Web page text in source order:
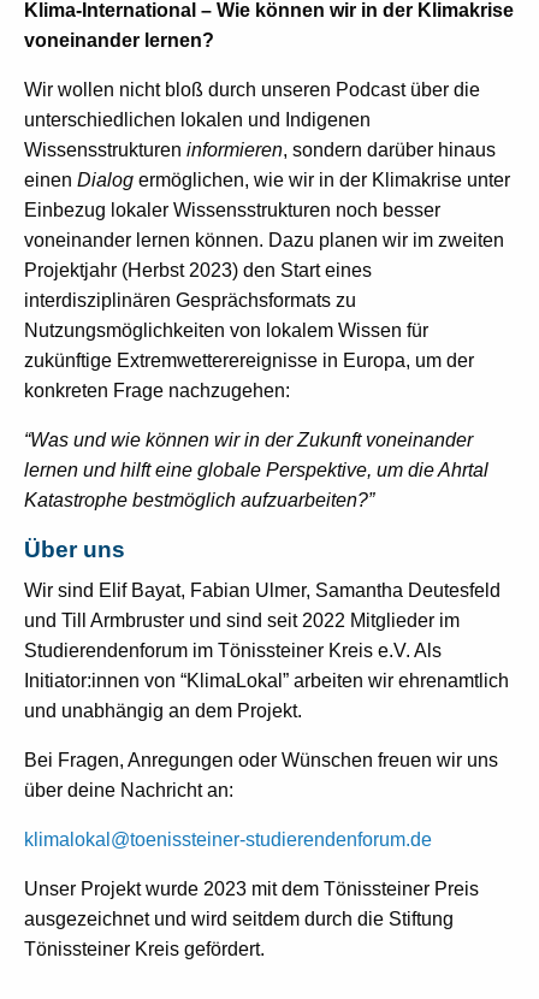
Klima-International – Wie können wir in der Klimakrise
voneinander lernen?
Wir wollen nicht bloß durch unseren Podcast über die
unterschiedlichen lokalen und Indigenen
Wissensstrukturen informieren, sondern darüber hinaus
einen Dialog ermöglichen, wie wir in der Klimakrise unter
Einbezug lokaler Wissensstrukturen noch besser
voneinander lernen können. Dazu planen wir im zweiten
Projektjahr (Herbst 2023) den Start eines
interdisziplinären Gesprächsformats zu
Nutzungsmöglichkeiten von lokalem Wissen für
zukünftige Extremwetterereignisse in Europa, um der
konkreten Frage nachzugehen:
“Was und wie können wir in der Zukunft voneinander
lernen und hilft eine globale Perspektive, um die Ahrtal
Katastrophe bestmöglich aufzuarbeiten?”
Über uns
Wir sind Elif Bayat, Fabian Ulmer, Samantha Deutesfeld
und Till Armbruster und sind seit 2022 Mitglieder im
Studierendenforum im Tönissteiner Kreis e.V. Als
Initiator:innen von “KlimaLokal” arbeiten wir ehrenamtlich
und unabhängig an dem Projekt.
Bei Fragen, Anregungen oder Wünschen freuen wir uns
über deine Nachricht an:
klimalokal@toenissteiner-studierendenforum.de
Unser Projekt wurde 2023 mit dem Tönissteiner Preis
ausgezeichnet und wird seitdem durch die Stiftung
Tönissteiner Kreis gefördert.